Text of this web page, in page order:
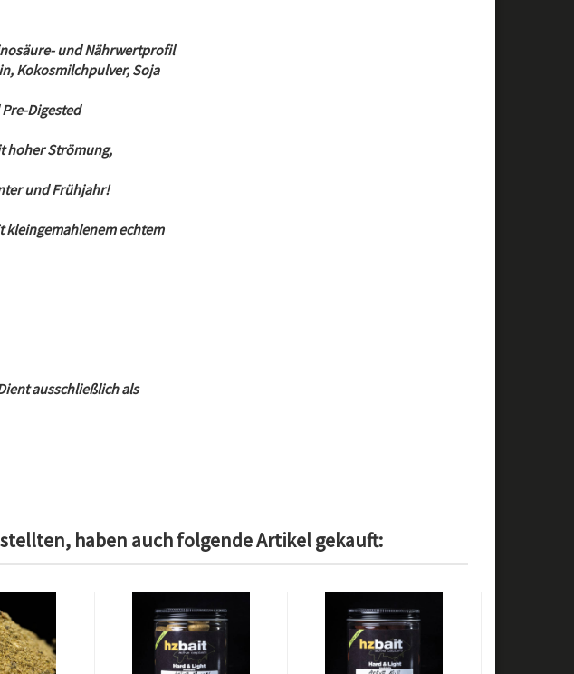
und Nährwertprofil
Kokosmilchpulver, Soja
Digested
hoher Strömung,
und Frühjahr!
kleingemahlenem echtem
ausschließlich als
haben auch folgende Artikel gekauft: